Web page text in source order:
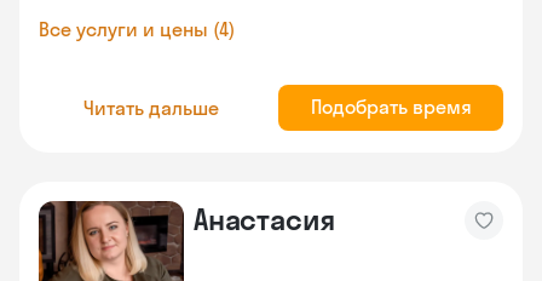
Все услуги и цены (4)
Читать дальше Подобрать время
Анастасия